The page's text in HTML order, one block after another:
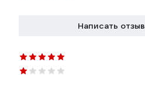
Написать отзыв